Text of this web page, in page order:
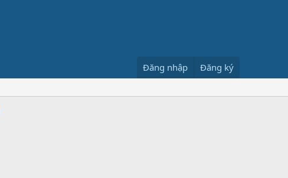
Đăng nhập Đăng ký